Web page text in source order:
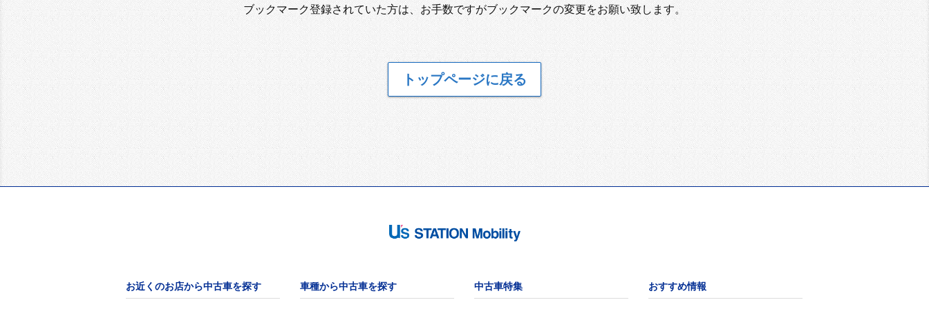
ブックマーク登録されていた方は、お手数ですがブックマークの変更をお願い致します。
トップページに戻る
お近くのお店から中古車を探す 車種から中古車を探す 中古車特集 おすすめ情報